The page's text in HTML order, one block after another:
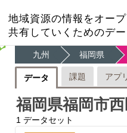
地域資源の情報をオー
共有していくためのデ
九州 福岡県
データ 課題 アプ
福岡県福岡市
1 データセット